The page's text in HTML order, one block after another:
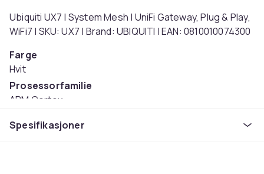
Ubiquiti UX7 | System Mesh | UniFi Gateway, Plug & Play,
WiFi7 | SKU: UX7 | Brand: UBIQUITI | EAN: 0810010074300
Farge
Hvit
Prosessorfamilie
ARM Cortex
0.96
Spesifikasjoner